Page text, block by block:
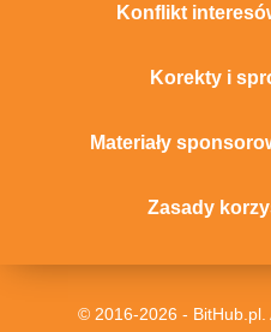
Konflikt
Korekty i
Materiały
Zasady
© 2016-2026 - BitHub.pl.